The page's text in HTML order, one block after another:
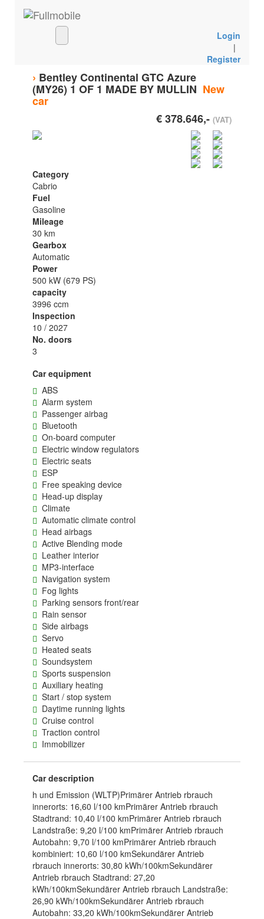
Login
|
Register
› Bentley Continental GTC Azure
(MY26) 1 OF 1 MADE BY MULLIN New
car
€ 378.646,-(VAT)
Category
Cabrio
Fuel
Gasoline
Mileage
30 km
Gearbox
Automatic
Power
500 kW (679 PS)
capacity
3996 ccm
Inspection
10 / 2027
No. doors
3
Car equipment
ABS
Alarm system
Passenger airbag
Bluetooth
On-board computer
Electric window regulators
Electric seats
ESP
Free speaking device
Head-up display
Climate
Automatic climate control
Head airbags
Active Blending mode
Leather interior
MP3-interface
Navigation system
Fog lights
Parking sensors front/rear
Rain sensor
Side airbags
Servo
Heated seats
Soundsystem
Sports suspension
Auxiliary heating
Start / stop system
Daytime running lights
Cruise control
Traction control
Immobilizer
Car description
h und Emission (WLTP)Primärer Antrieb rbrauch
innerorts: 16,60 l/100 kmPrimärer Antrieb rbrauch
Stadtrand: 10,40 l/100 kmPrimärer Antrieb rbrauch
Landstraße: 9,20 l/100 kmPrimärer Antrieb rbrauch
Autobahn: 9,70 l/100 kmPrimärer Antrieb rbrauch
kombiniert: 10,60 l/100 kmSekundärer Antrieb
rbrauch innerorts: 30,80 kWh/100kmSekundärer
Antrieb rbrauch Stadtrand: 27,20
kWh/100kmSekundärer Antrieb rbrauch Landstraße:
26,90 kWh/100kmSekundärer Antrieb rbrauch
Autobahn: 33,20 kWh/100kmSekundärer Antrieb